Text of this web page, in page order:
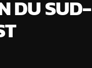
DU SUD-